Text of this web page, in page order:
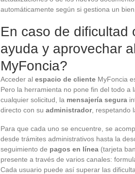
automáticamente según si gestiona un
En caso de dificultad
ayuda y aprovechar
MyFoncia?
Acceder al espacio de cliente MyFoncia
Pero la herramienta no pone fin del todo a
cualquier solicitud, la mensajería segura
directo con su administrador, respetando
Para que cada uno se encuentre, se
desde trámites administrativos hasta la
seguimiento de pagos en línea (tarjeta
presente a través de varios canales:
Cada usuario puede así superar las